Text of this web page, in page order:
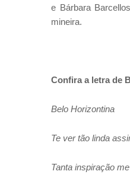
e Bárbara
mineira.
Confira a letra de
Belo Horizontina
Te ver tão linda
Tanta inspiração